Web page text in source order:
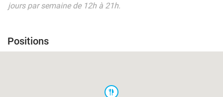
jours par semaine de 12h à 21h.
Positions
food